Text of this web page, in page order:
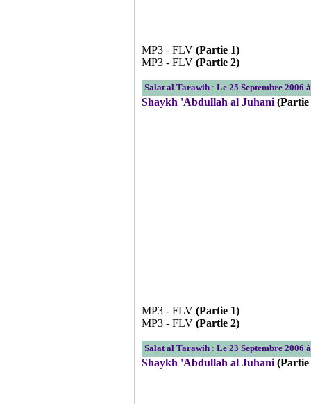
MP3 - FLV (Partie 1)
MP3 - FLV (Partie 2)
Salat al Tarawih : Le 25 Septembre 2006
Shaykh 'Abdullah al Juhani (Partie
MP3 - FLV (Partie 1)
MP3 - FLV (Partie 2)
Salat al Tarawih : Le 23 Septembre 2006
Shaykh 'Abdullah al Juhani (Partie